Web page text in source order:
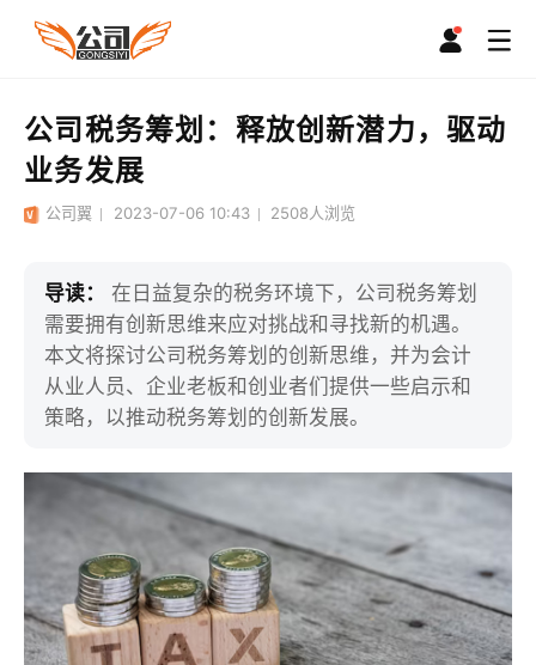
公司税务筹划：释放创新潜力，驱动
业务发展
公司翼 2023-07-06 10:43 2508人浏览
导读：
在日益复杂的税务环境下，公司税务筹划
需要拥有创新思维来应对挑战和寻找新的机遇。
本文将探讨公司税务筹划的创新思维，并为会计
从业人员、企业老板和创业者们提供一些启示和
策略，以推动税务筹划的创新发展。